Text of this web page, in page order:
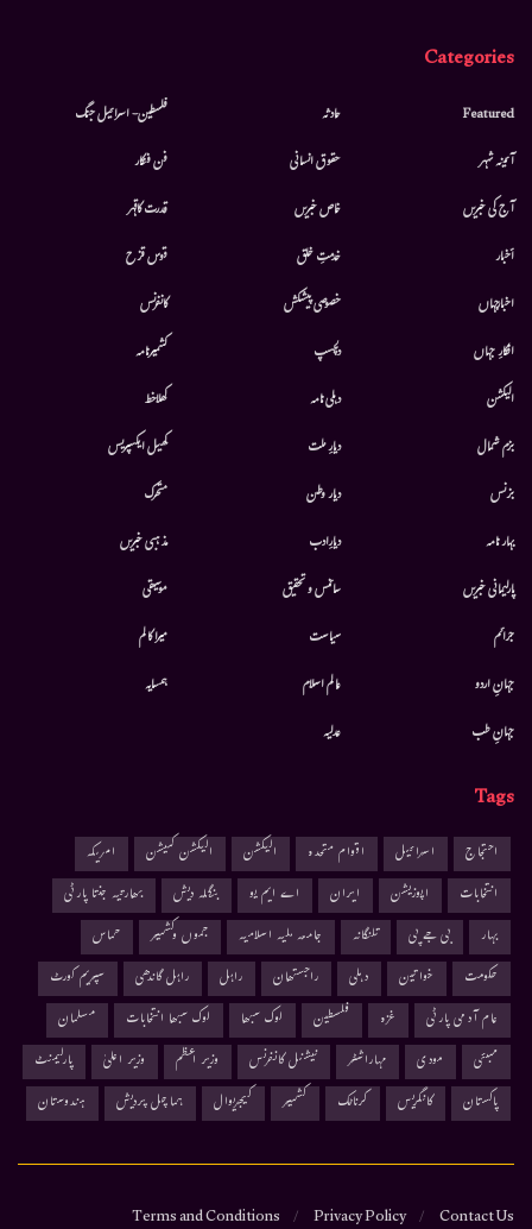
Categories
Featured
آئینہ شہر
آج کی خبریں
أخبار
اخبارجہاں
افکارِ جہاں
الیکشن
بزم شمال
بزنس
بہار نامہ
پارلیمانی خبریں
جرائم
جہانِ اردو
جہانِ طب
حادثہ
حقوق انسانی
خاص خبریں
خدمتِ خلق
خصوصی پیشکش
دلچسپ
دہلی نامہ
دیارِ ملت
دیار وطن
دیارِادب
سائنس و تحقیق
سیاست
عالم اسلام
عدلیہ
فلسطین- اسرائیل جنگ
فن فنکار
قدرت کاقہر
قوس قزح
کانفرنس
کشمیرنامہ
کھلاخط
کھیل ایکسپریس
متحرك
مذہبی خبریں
موسيقى
میرا کالم
ہمسایہ
Tags
احتجاج اسرائیل اقوام متحدہ الیکشن الیکشن کمیشن
امریکہ
انتخابات
اپوزیشن ایران اے ایم یو بنگلہ دیش
بھارتیہ جنتا پارٹی
بہار
بی جے پی تلنگانہ جامعہ ملیہ اسلامیہ جموں وکشمیر
حماس
حکومت
خواتین دہلی راجستھان راہل راہل گاندھی
سپریم کورٹ
عام آدمی پارٹی
غزہ فلسطین لوک سبھا لوک سبھا انتخابات
مسلمان
ممبئی
مودی مہاراشٹر نیشنل کانفرنس وزیر اعظم وزیر اعلیٰ
پارلیمنٹ
پاکستان
کانگریس کرناٹک کشمیر کیجریوال ہماچل پردیش ہندوستان
Contact Us
Privacy Policy
Terms and Conditions